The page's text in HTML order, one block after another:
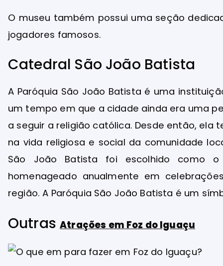
O museu também possui uma seção
jogadores famosos.
Catedral São João Batista
A Paróquia São João Batista é uma
um tempo em que a cidade ainda era uma
a seguir a religião católica. Desde então,
na vida religiosa e social da comunidade
São João Batista foi escolhido como
homenageado anualmente em
região. A Paróquia São João Batista é um
OutrasAtrações em Foz do Iguaçu